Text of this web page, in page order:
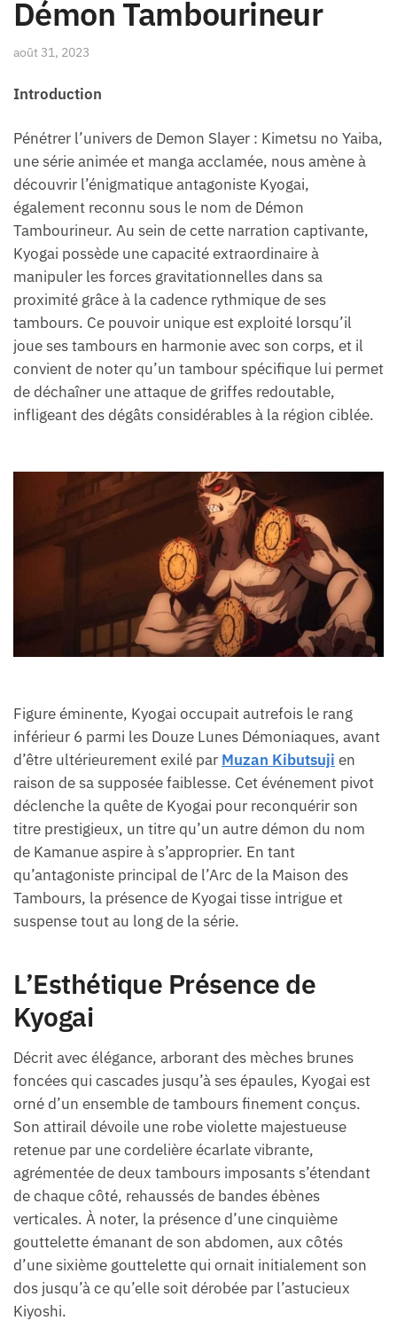
Démon Tambourineur
août 31, 2023
Introduction
Pénétrer l’univers de Demon Slayer : Kimetsu no Yaiba,
une série animée et manga acclamée, nous amène à
découvrir l’énigmatique antagoniste Kyogai,
également reconnu sous le nom de Démon
Tambourineur. Au sein de cette narration captivante,
Kyogai possède une capacité extraordinaire à
manipuler les forces gravitationnelles dans sa
proximité grâce à la cadence rythmique de ses
tambours. Ce pouvoir unique est exploité lorsqu’il
joue ses tambours en harmonie avec son corps, et il
convient de noter qu’un tambour spécifique lui permet
de déchaîner une attaque de griffes redoutable,
infligeant des dégâts considérables à la région ciblée.
Figure éminente, Kyogai occupait autrefois le rang
inférieur 6 parmi les Douze Lunes Démoniaques, avant
d’être ultérieurement exilé par Muzan Kibutsuji en
raison de sa supposée faiblesse. Cet événement pivot
déclenche la quête de Kyogai pour reconquérir son
titre prestigieux, un titre qu’un autre démon du nom
de Kamanue aspire à s’approprier. En tant
qu’antagoniste principal de l’Arc de la Maison des
Tambours, la présence de Kyogai tisse intrigue et
suspense tout au long de la série.
L’Esthétique Présence de
Kyogai
Décrit avec élégance, arborant des mèches brunes
foncées qui cascades jusqu’à ses épaules, Kyogai est
orné d’un ensemble de tambours finement conçus.
Son attirail dévoile une robe violette majestueuse
retenue par une cordelière écarlate vibrante,
agrémentée de deux tambours imposants s’étendant
de chaque côté, rehaussés de bandes ébènes
verticales. À noter, la présence d’une cinquième
gouttelette émanant de son abdomen, aux côtés
d’une sixième gouttelette qui ornait initialement son
dos jusqu’à ce qu’elle soit dérobée par l’astucieux
Kiyoshi.